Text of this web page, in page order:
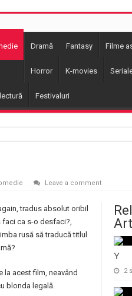
Dramă Fantasy Filme
Horror K-movies
Festivaluri
Leave a comment
Y
2
tradus absolut oribil
faci ca s-o desfaci?,
rusă să traducă titlul
la acest film, neavând
blonda legală.